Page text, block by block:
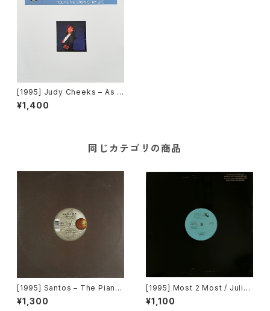
[1995] Judy Cheeks – As L
ong As You're Good To Me
[Positiva]
¥1,400
同じカテゴリの商品
[1995] Santos – The Piano
[Mantra Vibes]
¥1,300
[1995] Most 2 Most / Julian
Golson – Soul 4 Real / Ope
n Your Eyes [Choice Recor
¥1,100